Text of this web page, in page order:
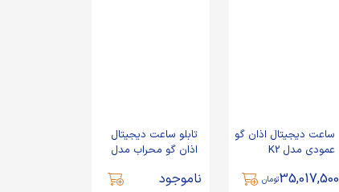
ساعت دیجیتال اذان گو
عمودی مدل K2
35,017,500تومان
تابلو ساعت دیجیتال
اذان گو محراب مدل
ناموجود